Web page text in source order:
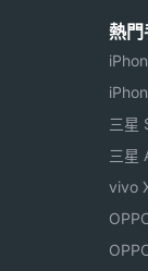
熱門
三星
三星
vivo